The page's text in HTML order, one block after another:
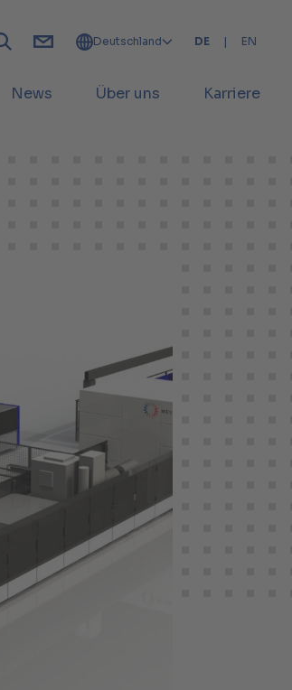
Deutschland DE | EN
News Über uns Karriere